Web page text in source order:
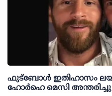
ഫുട്ബോൾ ഇതിഹാസം
ഹോർഹെ മെസി അന്തരിച്ചു